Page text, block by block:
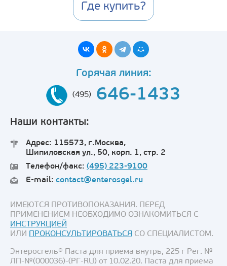
Где купить?
Горячая линия:
(495) 646-1433
Наши контакты:
Адрес: 115573, г.Москва,
Шипиловская ул., 50, корп. 1, стр. 2
Телефон/факс: (495) 223-9100
E-mail: contact@enterosgel.ru
ИМЕЮТСЯ ПРОТИВОПОКАЗАНИЯ. ПЕРЕД
ПРИМЕНЕНИЕМ НЕОБХОДИМО ОЗНАКОМИТЬСЯ С
ИНСТРУКЦИЕЙ
ИЛИ ПРОКОНСУЛЬТИРОВАТЬСЯ СО СПЕЦИАЛИСТОМ.
Энтеросгель® Паста для приема внутрь, 225 г Рег. №
ЛП-№(000036)-(РГ-RU) от 10.02.20. Паста для приема